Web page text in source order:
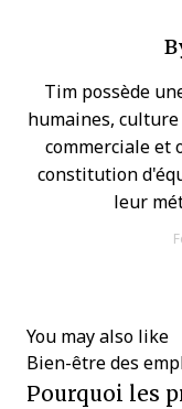
Tim possède
humaines,
commerciale et
constitution
leur
You may also like
Bien-être des
Pourquoi les